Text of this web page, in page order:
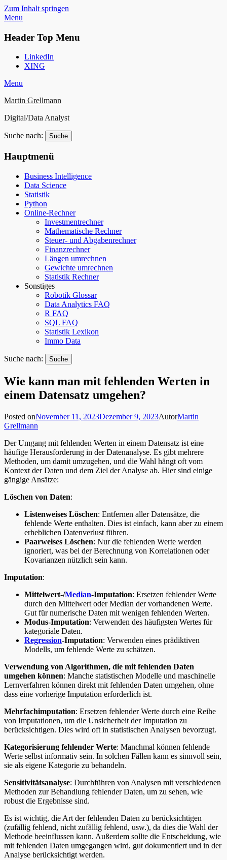
Zum Inhalt springen
Menu
Header Top Menu
LinkedIn
XING
Menu
Martin Grellmann
Digital/Data Analyst
Suche nach:
Hauptmenü
Business Intelligence
Data Science
Statistik
Python
Online-Rechner
Investmentrechner
Mathematische Rechner
Steuer- und Abgabenrechner
Finanzrechner
Längen umrechnen
Gewichte umrechnen
Statistik Rechner
Sonstiges
Robotik Glossar
Data Analytics FAQ
R FAQ
SQL FAQ
Statistik Lexikon
Immo Data
Suche nach:
Wie kann man mit fehlenden Werten in
einem Datensatz umgehen?
Posted onNovember 11, 2023Dezember 9, 2023AutorMartin
Grellmann
Der Umgang mit fehlenden Werten in einem Datensatz ist eine
häufige Herausforderung in der Datenanalyse. Es gibt mehrere
Methoden, um damit umzugehen, und die Wahl hängt oft vom
Kontext der Daten und dem Ziel der Analyse ab. Hier sind einige
gängige Ansätze:
Löschen von Daten:
Listenweises Löschen: Entfernen aller Datensätze, die
fehlende Werte enthalten. Dies ist einfach, kann aber zu einem
erheblichen Datenverlust führen.
Paarweises Löschen: Nur die fehlenden Werte werden
ignoriert, was bei der Berechnung von Korrelationen oder
Kovarianzen nützlich sein kann.
Imputation:
Mittelwert-/Median-Imputation: Ersetzen fehlender Werte
durch den Mittelwert oder Median der vorhandenen Werte.
Gut für numerische Daten mit wenigen fehlenden Werten.
Modus-Imputation: Verwenden des häufigsten Wertes für
kategoriale Daten.
Regression-Imputation: Verwenden eines prädiktiven
Modells, um fehlende Werte zu schätzen.
Verwendung von Algorithmen, die mit fehlenden Daten
umgehen können: Manche statistischen Modelle und maschinelle
Lernverfahren können direkt mit fehlenden Daten umgehen, ohne
dass eine vorherige Imputation erforderlich ist.
Mehrfachimputation: Ersetzen fehlender Werte durch eine Reihe
von Imputationen, um die Unsicherheit der Imputation zu
berücksichtigen. Dies wird oft in statistischen Analysen bevorzugt.
Kategorisierung fehlender Werte: Manchmal können fehlende
Werte selbst informativ sein. In solchen Fällen kann es sinnvoll sein,
sie als eigene Kategorie zu behandeln.
Sensitivitätsanalyse: Durchführen von Analysen mit verschiedenen
Methoden zur Behandlung fehlender Daten, um zu sehen, wie
robust die Ergebnisse sind.
Es ist wichtig, die Art der fehlenden Daten zu berücksichtigen
(zufällig fehlend, nicht zufällig fehlend, usw.), da dies die Wahl der
Methode beeinflussen kann. Außerdem sollte die Entscheidung, wie
mit fehlenden Daten umgegangen wird, gut dokumentiert und in der
Analyse berücksichtigt werden.